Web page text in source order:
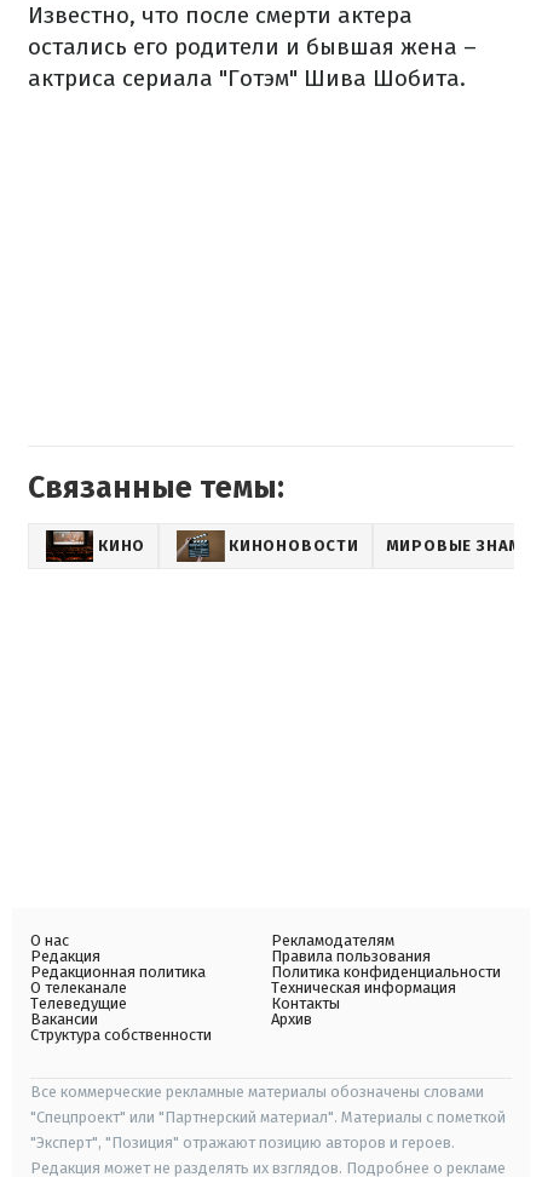
Известно, что после смерти актера
остались его родители и бывшая жена –
актриса сериала "Готэм" Шива Шобита.
Связанные темы:
КИНО КИНОНОВОСТИ МИРОВЫЕ
О нас
Редакция
Редакционная политика
О телеканале
Телеведущие
Вакансии
Структура собственности
Рекламодателям
Правила пользования
Политика конфиденциальности
Техническая информация
Контакты
Архив
Все коммерческие рекламные материалы обозначены словами
"Спецпроект" или "Партнерский материал". Материалы с пометкой
"Эксперт", "Позиция" отражают позицию авторов и героев.
Редакция может не разделять их взглядов. Подробнее о рекламе